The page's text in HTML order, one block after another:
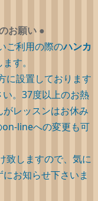
お願い ●
ご利用の際のハンカ
す。
に設置しております
。37度以上のお熱
レッスンはお休み
on-lineへの変更も可
致しますので、気に
お知らせ下さいま